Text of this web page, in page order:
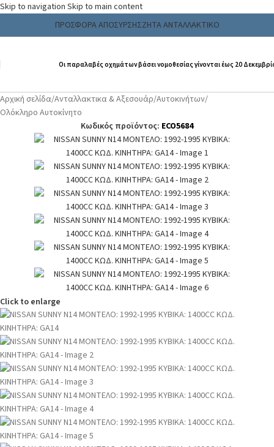
Skip to navigation Skip to main content
ΠΡΟΣΦΟΡΑ ΑΠΟΣΥΡΣΗΣΖΗΤΑ ΑΝΤΑΛΛΑΚΤΙΚΟ
Οι παραλαβές οχημάτων βάσει νομοθεσίας γίνονται έως 20
Αρχική σελίδα/Ανταλλακτικα & Αξεσουάρ/Αυτοκινήτων/
Ολόκληρο Αυτοκίνητο
Κωδικός προϊόντος: ECO5684
Click to enlarge